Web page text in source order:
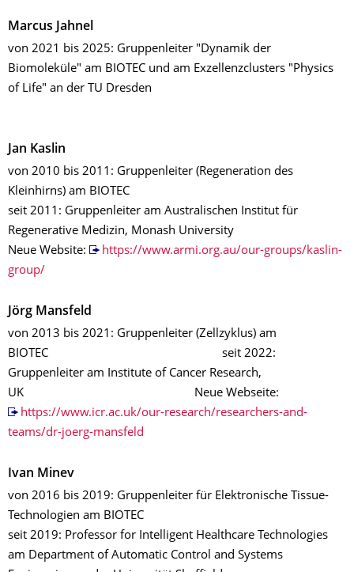
Marcus Jahnel
von 2021 bis 2025: Gruppenleiter "Dynamik der
Biomoleküle" am BIOTEC und am Exzellenzclusters "Physics
of Life" an der TU Dresden
Jan Kaslin
von 2010 bis 2011: Gruppenleiter (Regeneration des
Kleinhirns) am BIOTEC
seit 2011: Gruppenleiter am Australischen Institut für
Regenerative Medizin, Monash University
Neue Website:
https://www.armi.org.au/our-groups/kaslin-
group/
Jörg Mansfeld
von 2013 bis 2021: Gruppenleiter (Zellzyklus) am
BIOTEC seit 2022:
Gruppenleiter am Institute of Cancer Research,
UK Neue Webseite:
https://www.icr.ac.uk/our-research/researchers-and-
teams/dr-joerg-mansfeld
Ivan Minev
von 2016 bis 2019: Gruppenleiter für Elektronische Tissue-
Technologien am BIOTEC
seit 2019: Professor for Intelligent Healthcare Technologies
am Department of Automatic Control and Systems